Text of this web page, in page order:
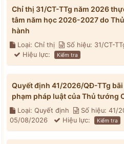
Chỉ thị 31/CT-TTg năm 2026
tâm năm học 2026-2027 do
hành
Loại: Chỉ thị Số hiệu: 31/CT-
Hiệu lực:
Kiểm tra
Quyết định 41/2026/QĐ-TTg
phạm pháp luật của Thủ tướng
Loại: Quyết định Số hiệu: 41/
05/08/2026
Hiệu lực: Kiểm tra